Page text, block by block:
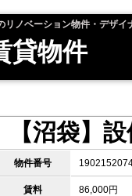
ノベーション物件・デザ
貸物件
【沼袋】
物件番号
賃料 86,000円